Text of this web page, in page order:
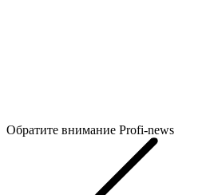
Обратите внимание Profi-news